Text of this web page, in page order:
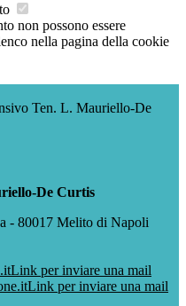
non possono essere
nella pagina della cookie
Ten. L. Mauriello-De
De Curtis
- 80017 Melito di Napoli
Link per inviare una mail
Link per inviare una mail